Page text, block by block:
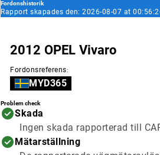
Fordonshistorik
Rapport skapades den: 2026-08-07 at
2012 OPEL Vivaro
Fordonsreferens:
MYD365
Problem check
Skada
Ingen skada rapporterad till
Mätarställning